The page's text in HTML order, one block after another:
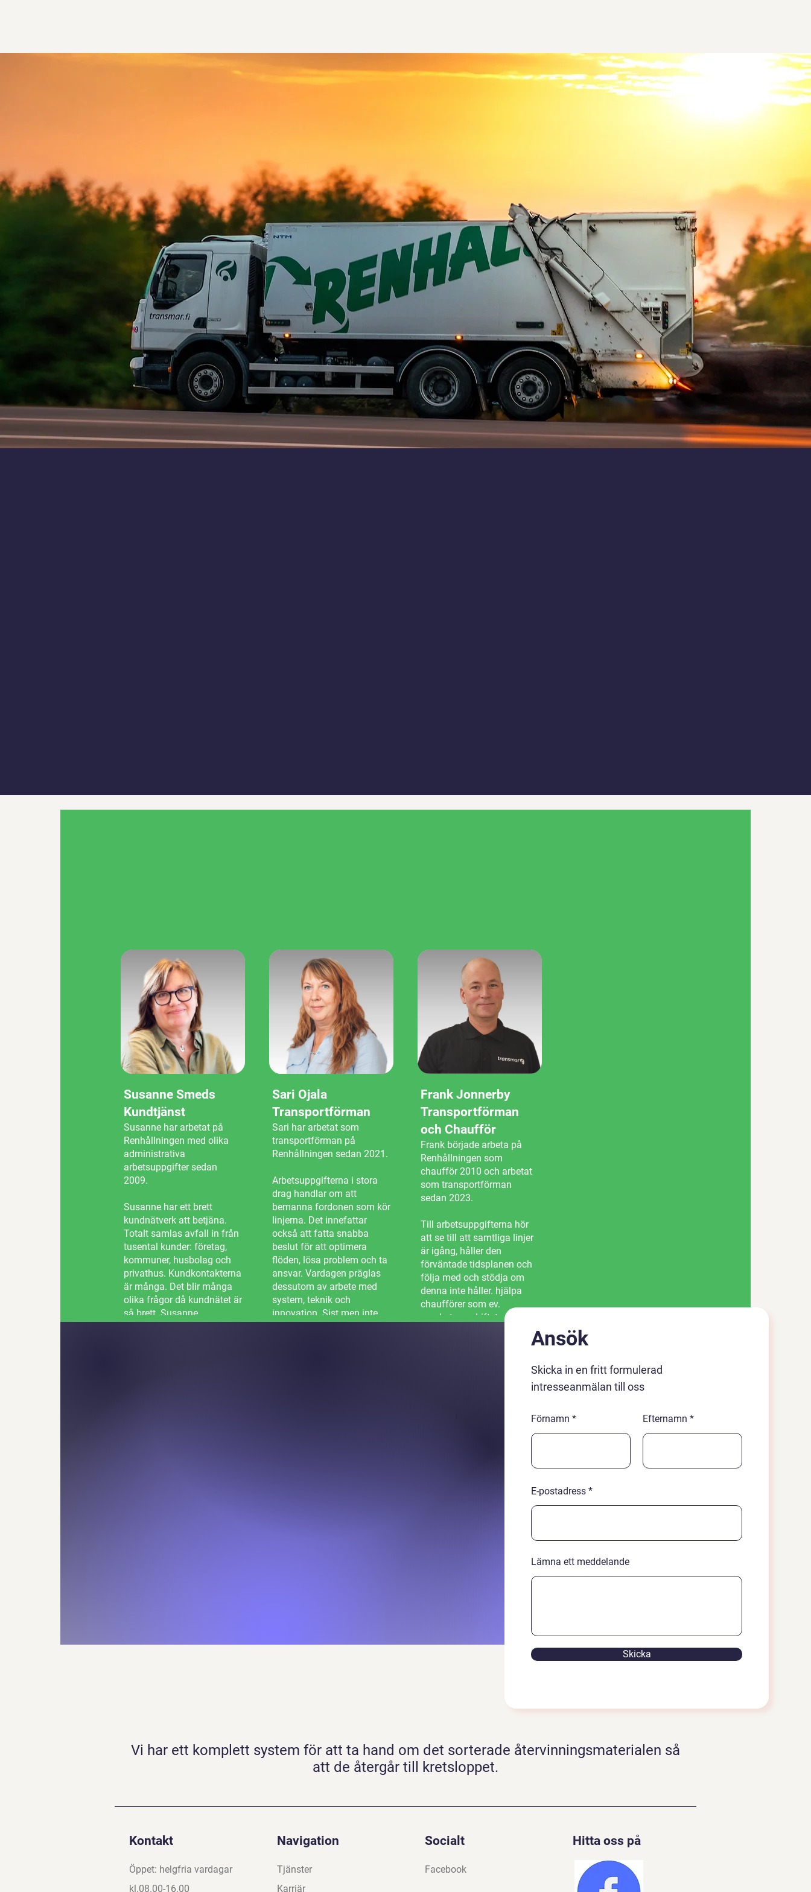
Susanne Smeds
Kundtjänst
Susanne har arbetat på
Renhållningen med olika
administrativa
arbetsuppgifter sedan
2009.
Susanne har ett brett
kundnätverk att betjäna.
Totalt samlas avfall in från
tusental kunder: företag,
kommuner, husbolag och
privathus. Kundkontakterna
är många. Det blir många
olika frågor då kundnätet är
så brett. Susanne
Sari Ojala
Transportförman
Sari har arbetat som
transportförman på
Renhållningen sedan 2021.
Arbetsuppgifterna i stora
drag handlar om att
bemanna fordonen som kör
linjerna. Det innefattar
också att fatta snabba
beslut för att optimera
flöden, lösa problem och ta
ansvar. Vardagen präglas
dessutom av arbete med
system, teknik och
innovation. Sist men inte
Frank Jonnerby
Transportförman
och Chaufför
Frank började arbeta på
Renhållningen som
chaufför 2010 och arbetat
som transportförman
sedan 2023.
Till arbetsuppgifterna hör
att se till att samtliga linjer
är igång, håller den
förväntade tidsplanen och
följa med och stödja om
denna inte håller. hjälpa
chaufförer som ev.
orsakats av driftstopp eller
omplanera och ibland självAnsök
Skicka in en fritt formulerad
intresseanmälan till oss
Förnamn Efternamn
E-postadress
Lämna ett meddelande
Skicka
Vi har ett komplett system för att ta hand om det sorterade återvinningsmaterialen så
att de återgår till kretsloppet.
Kontakt
Öppet: helgfria vardagar
kl.08.00-16.00
Navigation
Tjänster
Karriär
Socialt
Facebook
Hitta oss på